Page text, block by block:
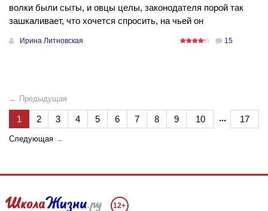
волки были сыты, и овцы целы, законодателя порой так
зашкаливает, что хочется спросить, на чьей он
Ирина Литновская 15
← Предыдущая
1 2 3 4 5 6 7 8 9 10 ... 17
Следующая →
12+